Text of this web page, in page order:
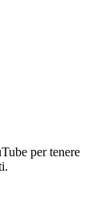
per tenere